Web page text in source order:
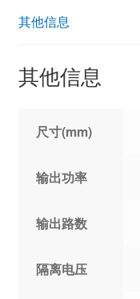
其他信息
其他信息
尺寸(mm)
输出功率
输出路数
隔离电压